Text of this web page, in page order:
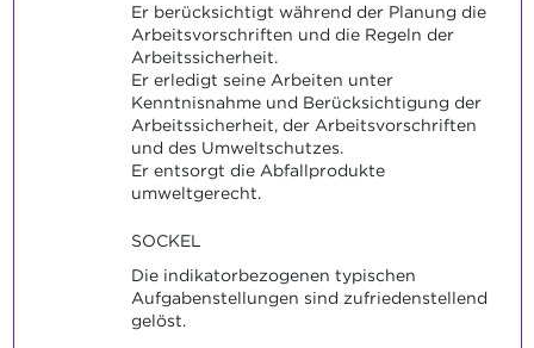
Er berücksichtigt während der Planung die
Arbeitsvorschriften und die Regeln der
Arbeitssicherheit.
Er erledigt seine Arbeiten unter
Kenntnisnahme und Berücksichtigung der
Arbeitssicherheit, der Arbeitsvorschriften
und des Umweltschutzes.
Er entsorgt die Abfallprodukte
umweltgerecht.
SOCKEL
Die indikatorbezogenen typischen
Aufgabenstellungen sind zufriedenstellend
gelöst.